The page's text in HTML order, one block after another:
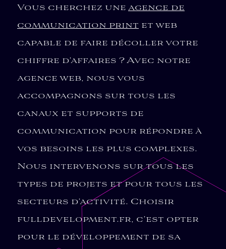
Vous cherchez une agence de
communication print et web
capable de faire décoller votre
chiffre d’affaires ? Avec notre
agence web, nous vous
accompagnons sur tous les
canaux et supports de
communication pour répondre à
vos besoins les plus complexes.
Nous intervenons sur tous les
types de projets et pour tous les
secteurs d’activité. Choisir
fulldevelopment.fr, c’est opter
pour le développement de sa